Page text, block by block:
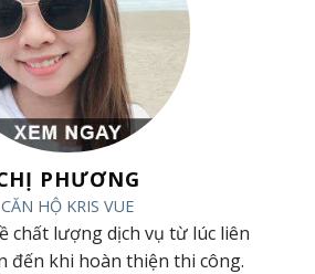
PHƯƠNG
CĂN HỘ KRIS VUE
chất lượng dịch vụ từ lúc liên
đến khi hoàn thiện thi công.